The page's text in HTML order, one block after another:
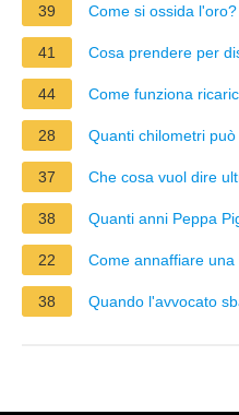
39 Come si ossida l'oro?
41 Cosa prendere per
44 Come funziona
28 Quanti chilometri
37 Che cosa vuol dire
38 Quanti anni Peppa
22 Come annaffiare una
38 Quando l'avvocato